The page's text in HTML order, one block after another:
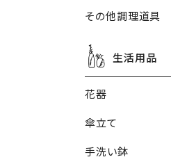
その他調理道具
生活用品
花器
傘立て
手洗い鉢